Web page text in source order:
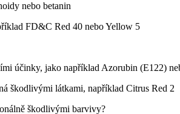
nebo betanin
FD&C Red 40 nebo Yellow 5
účinky, jako například Azorubin (E122)
škodlivými látkami, například Citrus Red 2